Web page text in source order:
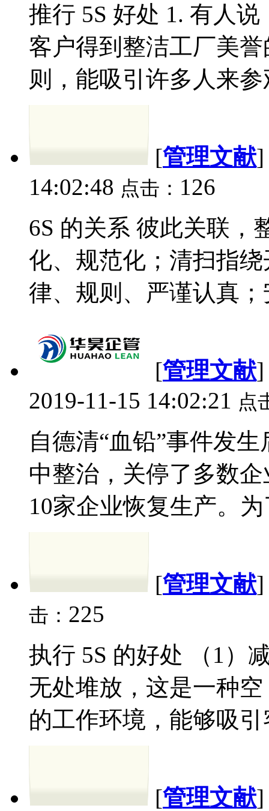
推行 5S 好处 1. 有人
客户得到整洁工厂美
则，能吸引许多人来
[管理文献
14:02:48 点击： 126
6S 的关系 彼此关联，
化、规范化；清扫指
律、规则、严谨认真
[管理文献
2019-11-15 14:02:21 点
自德清“血铅”事件发
中整治，关停了多数
10家企业恢复生产。
[管理文献
击： 225
执行 5S 的好处 （1）
无处堆放，这是一种
的工作环境，能够吸
[管理文献